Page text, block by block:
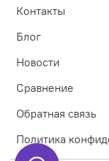
Контакты
Блог
Новости
Сравнение
Обратная связь
Политика